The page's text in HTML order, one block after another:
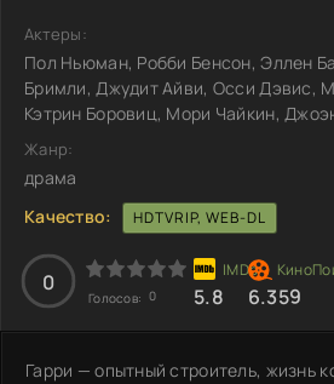
Актеры:
Пол Ньюман, Робби Бенсон, Эллен
Бримли, Джудит Айви, Осси Дэвис,
Кэтрин Боровиц, Мори Чайкин,
Жанр:
драма
Качество:
HDTVRIP, WEB-DL
0
Голосов: 0 5.8 6.359
Гарри — опытный строитель, жизнь